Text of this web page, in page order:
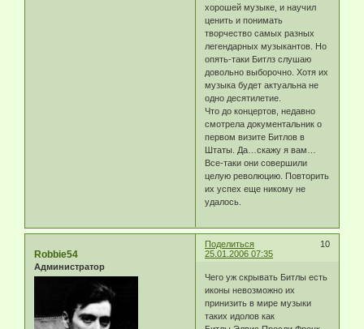
хорошей музыке, и научил
ценить и понимать
творчество самых разных
легендарных музыкантов. Но
опять-таки Битлз слушаю
довольно выборочно. Хотя их
музыка будет актуальна не
одно десятилетие.
Что до концертов, недавно
смотрела документальник о
первом визите Битлов в
Штаты. Да…скажу я вам…
Все-таки они совершили
целую революцию. Повторить
их успех еще никому не
удалось.
Поделиться
10
25.01.2006 07:35
Robbie54
Администратор
Чего уж скрывать Битлы есть
иконы невозможно их
принизить в мире музыки
таких идолов как